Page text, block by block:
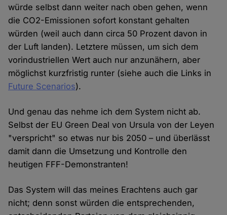
würde selbst dann weiter nach oben gehen, wenn
die CO2-Emissionen sofort konstant gehalten
würden (weil auch dann circa 50 Prozent davon in
der Luft landen). Letztere müssen, um sich dem
vorindustriellen Wert auch nur anzunähern, aber
möglichst kurzfristig runter (siehe auch die Links in
Future Scenarios).
Und genau das nehme ich dem System nicht ab.
Selbst der EU Green Deal von Ursula von der Leyen
"verspricht" so etwas nur bis 2050 – und überlässt
damit dann die Umsetzung und Kontrolle den
heutigen FFF-Demonstranten!
Das System will das meines Erachtens auch gar
nicht; denn sonst würden die entsprechenden,